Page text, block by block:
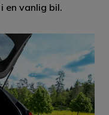
en vanlig bil.